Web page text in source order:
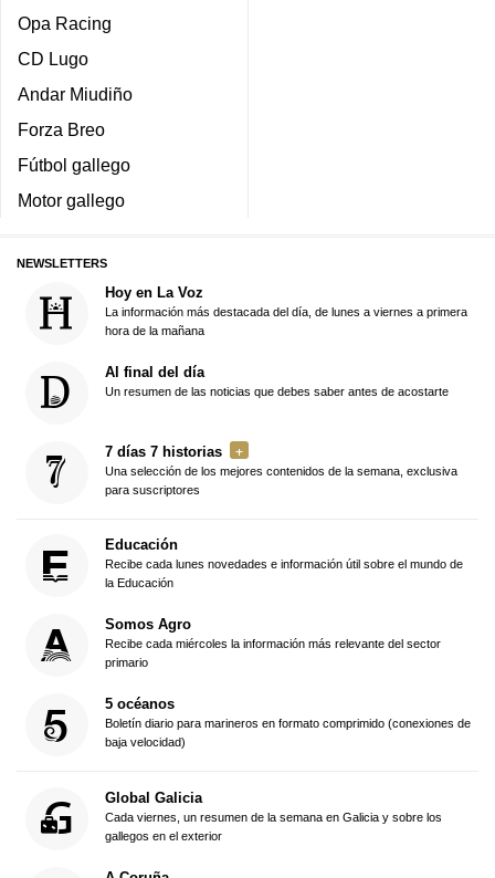
Opa Racing
CD Lugo
Andar Miudiño
Forza Breo
Fútbol gallego
Motor gallego
NEWSLETTERS
Hoy en La Voz
La información más destacada del día, de lunes a viernes a primera
hora de la mañana
Al final del día
Un resumen de las noticias que debes saber antes de acostarte
7 días 7 historias
Una selección de los mejores contenidos de la semana, exclusiva
para suscriptores
Educación
Recibe cada lunes novedades e información útil sobre el mundo de
la Educación
Somos Agro
Recibe cada miércoles la información más relevante del sector
primario
5 océanos
Boletín diario para marineros en formato comprimido (conexiones de
baja velocidad)
Global Galicia
Cada viernes, un resumen de la semana en Galicia y sobre los
gallegos en el exterior